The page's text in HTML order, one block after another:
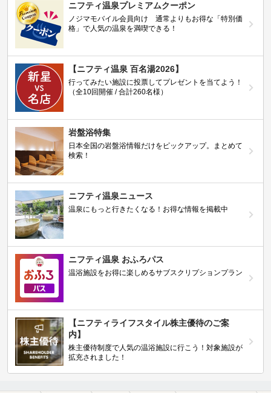
ニフティ温泉プレミアムクーポン
ノジマモバイル会員向け 通常よりもお得な「特別価
格」で人気の温泉を満喫できる！
【ニフティ温泉 百名湯2026】
行ってみたい施設に投票してプレゼントを当てよう！
（全10回開催 / 合計260名様）
岩盤浴特集
日本全国の岩盤浴情報だけをピックアップ。まとめて
検索！
ニフティ温泉ニュース
温泉にもっと行きたくなる！お得な情報を掲載中
ニフティ温泉 おふろパス
温浴施設をお得に楽しめるサブスクリプションプラン
【ニフティライフスタイル株主優待のご案
内】
株主優待制度で人気の温浴施設に行こう！対象施設が
拡充されました！